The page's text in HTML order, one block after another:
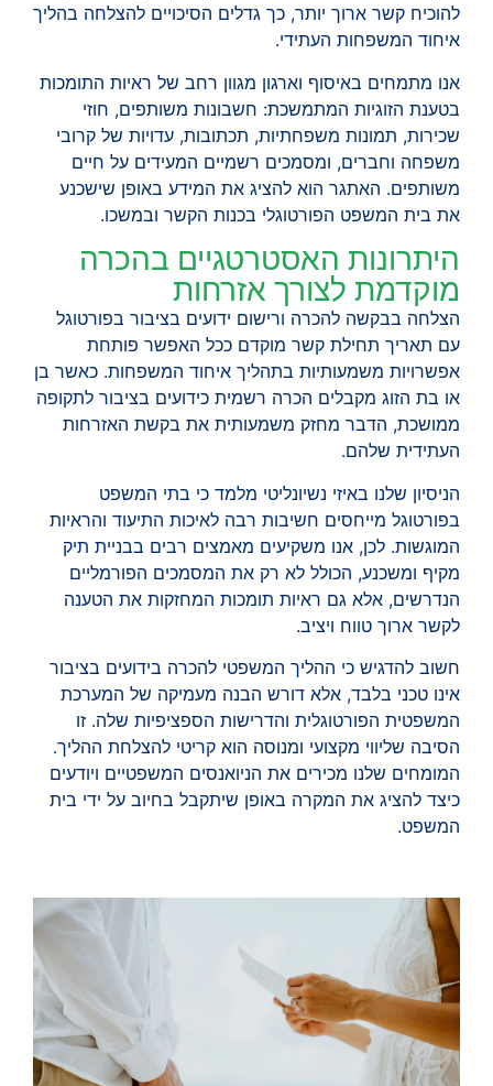
להוכיח קשר ארוך יותר, כך גדלים הסיכויים להצלחה בהליך
איחוד המשפחות העתידי.
אנו מתמחים באיסוף וארגון מגוון רחב של ראיות התומכות
בטענת הזוגיות המתמשכת: חשבונות משותפים, חוזי
שכירות, תמונות משפחתיות, תכתובות, עדויות של קרובי
משפחה וחברים, ומסמכים רשמיים המעידים על חיים
משותפים. האתגר הוא להציג את המידע באופן שישכנע
את בית המשפט הפורטוגלי בכנות הקשר ובמשכו.
היתרונות האסטרטגיים בהכרה
מוקדמת לצורך אזרחות
הצלחה בבקשה להכרה ורישום ידועים בציבור בפורטוגל
עם תאריך תחילת קשר מוקדם ככל האפשר פותחת
אפשרויות משמעותיות בתהליך איחוד המשפחות. כאשר בן
או בת הזוג מקבלים הכרה רשמית כידועים בציבור לתקופה
ממושכת, הדבר מחזק משמעותית את בקשת האזרחות
העתידית שלהם.
הניסיון שלנו באיזי נשיונליטי מלמד כי בתי המשפט
בפורטוגל מייחסים חשיבות רבה לאיכות התיעוד והראיות
המוגשות. לכן, אנו משקיעים מאמצים רבים בבניית תיק
מקיף ומשכנע, הכולל לא רק את המסמכים הפורמליים
הנדרשים, אלא גם ראיות תומכות המחזקות את הטענה
לקשר ארוך טווח ויציב.
חשוב להדגיש כי ההליך המשפטי להכרה בידועים בציבור
אינו טכני בלבד, אלא דורש הבנה מעמיקה של המערכת
המשפטית הפורטוגלית והדרישות הספציפיות שלה. זו
הסיבה שליווי מקצועי ומנוסה הוא קריטי להצלחת ההליך.
המומחים שלנו מכירים את הניואנסים המשפטיים ויודעים
כיצד להציג את המקרה באופן שיתקבל בחיוב על ידי בית
המשפט.